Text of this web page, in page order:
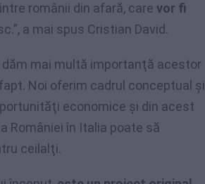
românii din afară, care vor fi
a mai spus Cristian David.
dăm mai multă importanţă acestor
Noi oferim cadrul conceptual şi
economice şi din acest
României în Italia poate să
ceilalţi.